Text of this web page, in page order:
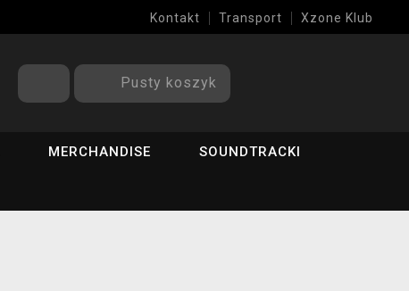
Kontakt Transport Xzone Klub
Pusty koszyk
MERCHANDISE SOUNDTRACKI